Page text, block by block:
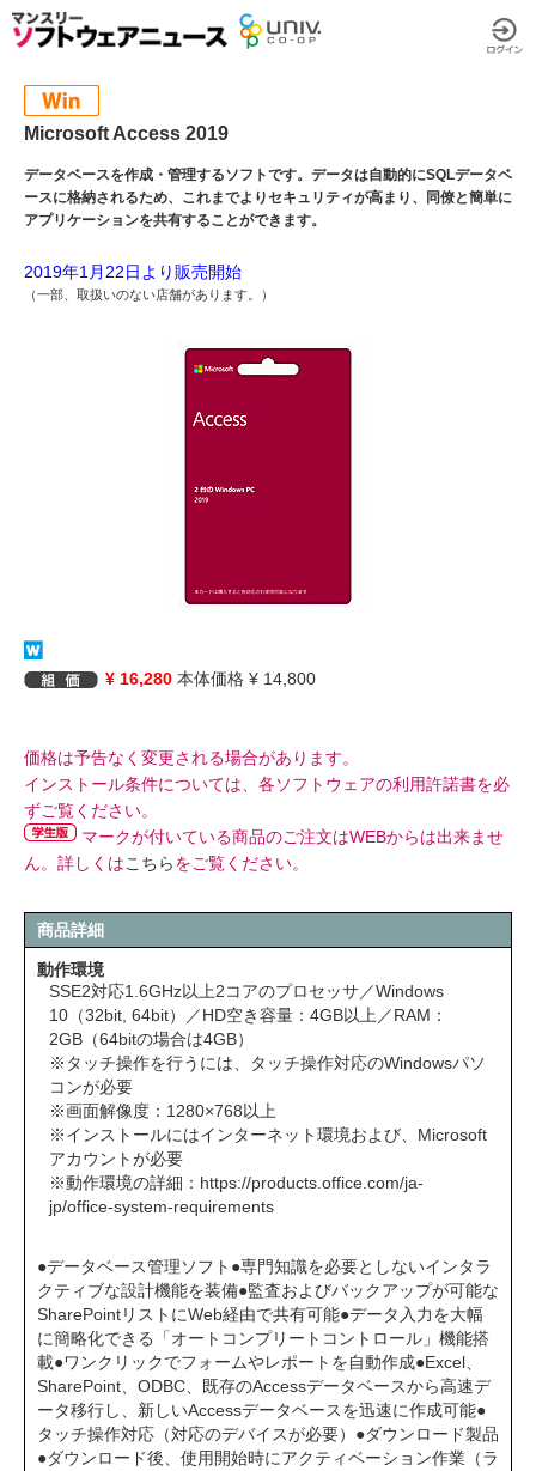
Microsoft Access 2019
データベースを作成・管理するソフトです。データは自動的にSQLデータベ
ースに格納されるため、これまでよりセキュリティが高まり、同僚と簡単に
アプリケーションを共有することができます。
2019年1月22日より販売開始
（一部、取扱いのない店舗があります。）
¥ 16,280 本体価格 ¥ 14,800
価格は予告なく変更される場合があります。
インストール条件については、各ソフトウェアの利用許諾書を必
ずご覧ください。
マークが付いている商品のご注文はWEBからは出来ませ
ん。詳しくはこちらをご覧ください。
商品詳細
動作環境
SSE2対応1.6GHz以上2コアのプロセッサ／Windows
10（32bit, 64bit）／HD空き容量：4GB以上／RAM：
2GB（64bitの場合は4GB）
※タッチ操作を行うには、タッチ操作対応のWindowsパソ
コンが必要
※画面解像度：1280×768以上
※インストールにはインターネット環境および、Microsoft
アカウントが必要
※動作環境の詳細： https://products.office.com/ja-
jp/office-system-requirements
●データベース管理ソフト●専門知識を必要としないインタラ
クティブな設計機能を装備●監査およびバックアップが可能な
SharePointリストにWeb経由で共有可能●データ入力を大幅
に簡略化できる「オートコンプリートコントロール」機能搭
載●ワンクリックでフォームやレポートを自動作成●Excel、
SharePoint、ODBC、既存のAccessデータベースから高速デ
ータ移行し、新しいAccessデータベースを迅速に作成可能●
タッチ操作対応（対応のデバイスが必要）●ダウンロード製品
●ダウンロード後、使用開始時にアクティベーション作業（ラ